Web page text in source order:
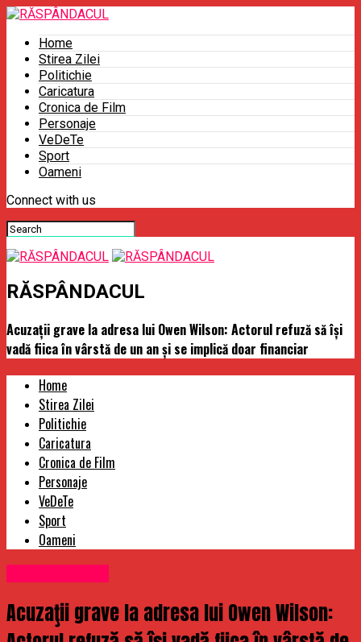
Home
Stirea Zilei
Politichie
Caricatura
Cronica de Film
Personaje
VeDeTe
Sport
Oameni
Connect with us
RĂSPÂNDACUL
Acuzaţii grave la adresa lui Owen Wilson: Actorul refuză să îşi
vadă fiica în vârstă de un an şi se implică doar financiar
Home
Stirea Zilei
Politichie
Caricatura
Cronica de Film
Personaje
VeDeTe
Sport
Oameni
Acuzaţii grave la adresa lui Owen Wilson: